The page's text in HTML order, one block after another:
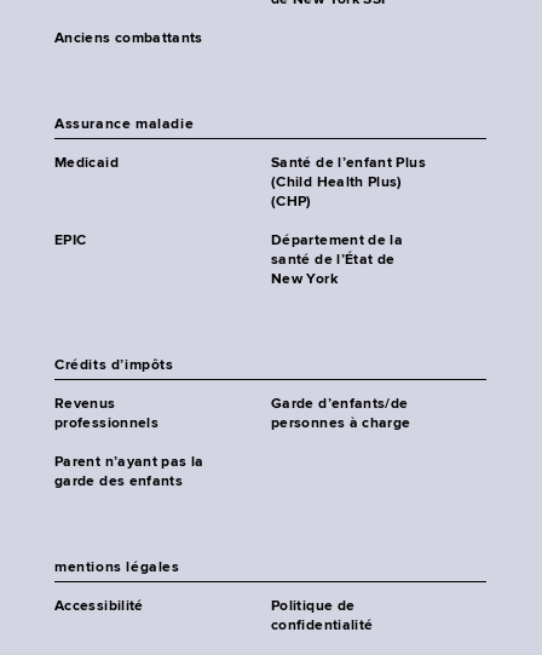
Anciens combattants
Assurance maladie
Medicaid
Santé de l’enfant Plus
(Child Health Plus)
(CHP)
EPIC
Département de la
santé de l’État de
New York
Crédits d’impôts
Revenus
professionnels
Garde d’enfants/de
personnes à charge
Parent n’ayant pas la
garde des enfants
mentions légales
Accessibilité
Politique de
confidentialité